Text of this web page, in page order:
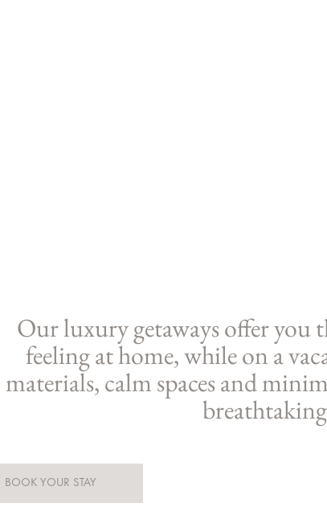
Our luxury getaways offer you
feeling at home, while on a
materials, calm spaces and
BOOK YOUR STAY